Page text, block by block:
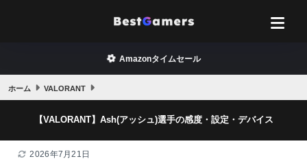
Amazonタイムセール
ホーム VALORANT
【VALORANT】Ash(アッシュ)選手の感度・設定・デバイス
2026年7月21日